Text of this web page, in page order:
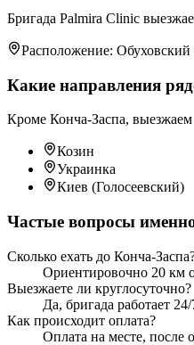
Бригада Palmira Clinic
Расположение: Обуховский
Какие направления
Кроме Конча-Заспа,
Козин
Украинка
Киев (Голосеевский)
Частые вопросы
Сколько ехать до Конча-
Ориентировочно 20 км
Выезжаете ли круглосуточно?
Да, бригада работает
Как происходит оплата?
Оплата на месте, после